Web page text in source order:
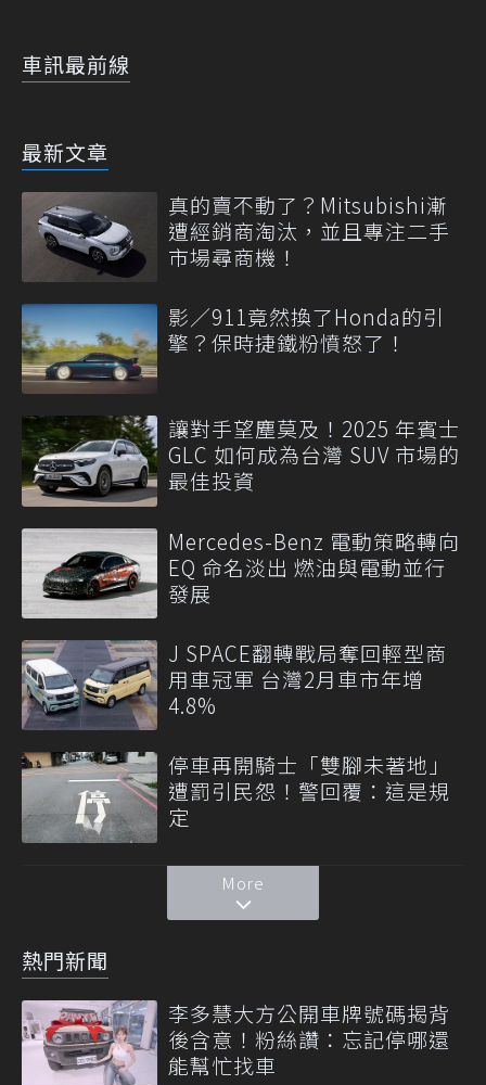
車訊最前線
最新文章
真的賣不動了？Mitsubishi漸
遭經銷商淘汰，並且專注二手
市場尋商機！
影／911竟然換了Honda的引
擎？保時捷鐵粉憤怒了！
讓對手望塵莫及！2025 年賓士
GLC 如何成為台灣 SUV 市場的
最佳投資
Mercedes-Benz 電動策略轉向
EQ 命名淡出 燃油與電動並行
發展
J SPACE翻轉戰局奪回輕型商
用車冠軍 台灣2月車市年增
4.8%
停車再開騎士「雙腳未著地」
遭罰引民怨！警回覆：這是規
定
More
熱門新聞
李多慧大方公開車牌號碼揭背
後含意！粉絲讚：忘記停哪還
能幫忙找車